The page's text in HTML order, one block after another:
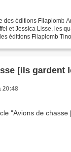
des éditions Filaplomb
et Jessica Lisse, les
éditions Filaplomb
[ils gardent
20:48